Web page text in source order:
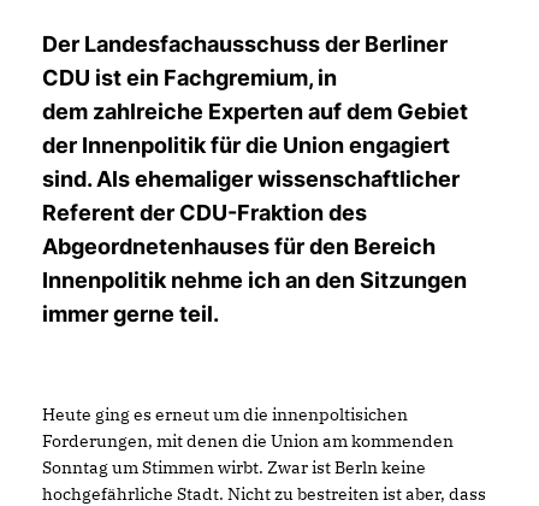
Der Landesfachausschuss der Berliner
CDU ist ein Fachgremium, in
dem zahlreiche Experten auf dem Gebiet
der Innenpolitik für die Union engagiert
sind. Als ehemaliger wissenschaftlicher
Referent der CDU-Fraktion des
Abgeordnetenhauses für den Bereich
Innenpolitik nehme ich an den Sitzungen
immer gerne teil.
Heute ging es erneut um die innenpoltisichen
Forderungen, mit denen die Union am kommenden
Sonntag um Stimmen wirbt. Zwar ist Berln keine
hochgefährliche Stadt. Nicht zu bestreiten ist aber, dass